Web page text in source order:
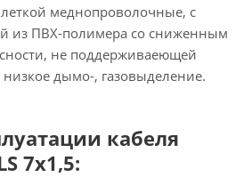
меднопроволочные, с
из ПВХ-полимера со сниженным
не поддерживаеющей
дымо-, газовыделение.
кабеля
7х1,5: